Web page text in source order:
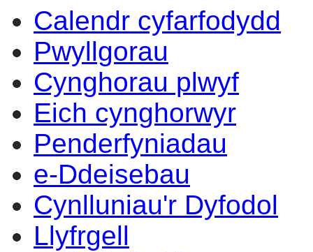
Calendr cyfarfodydd
Pwyllgorau
Cynghorau plwyf
Eich cynghorwyr
Penderfyniadau
e-Ddeisebau
Cynlluniau'r Dyfodol
Llyfrgell
17:00
17:0014:00
14:00
14:00
14:00
14:00
14:00
14:00